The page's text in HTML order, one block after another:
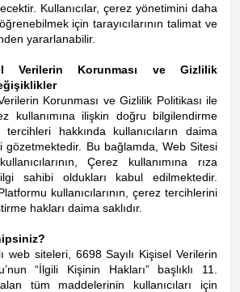
Kullanıcılar, çerez yönetimini daha
için tarayıcılarının talimat ve
yararlanabilir.
Verilerin Korunması ve Gizlilik
Korunması ve Gizlilik Politikası ile
kullanımına ilişkin doğru bilgilendirme
hakkında kullanıcıların daima
gözetmektedir. Bu bağlamda, Web Sitesi
Çerez kullanımına rıza
sahibi oldukları kabul edilmektedir.
kullanıcılarının, çerez tercihlerini
hakları daima saklıdır.
web siteleri, 6698 Sayılı Kişisel Verilerin
“İlgili Kişinin Hakları” başlıklı 11.
tüm maddelerinin kullanıcıları için